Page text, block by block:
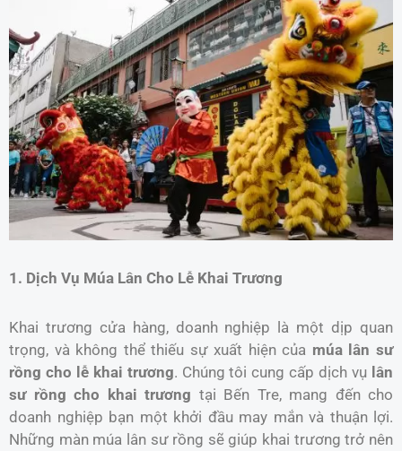
1. Dịch Vụ Múa Lân Cho Lễ Khai Trương
Khai trương cửa hàng, doanh nghiệp là một dịp quan
trọng, và không thể thiếu sự xuất hiện của múa lân sư
rồng cho lễ khai trương. Chúng tôi cung cấp dịch vụ lân
sư rồng cho khai trương tại Bến Tre, mang đến cho
doanh nghiệp bạn một khởi đầu may mắn và thuận lợi.
Những màn múa lân sư rồng sẽ giúp khai trương trở nên